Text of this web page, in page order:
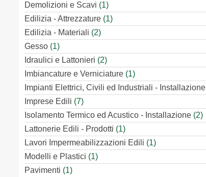
Demolizioni e Scavi (1)
Edilizia - Attrezzature (1)
Edilizia - Materiali (2)
Gesso (1)
Idraulici e Lattonieri (2)
Imbiancature e Verniciature (1)
Impianti Elettrici, Civili ed Industriali - Installazione
Imprese Edili (7)
Isolamento Termico ed Acustico - Installazione (2)
Lattonerie Edili - Prodotti (1)
Lavori Impermeabilizzazioni Edili (1)
Modelli e Plastici (1)
Pavimenti (1)